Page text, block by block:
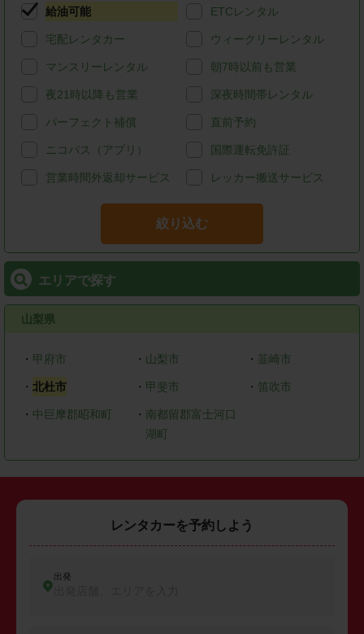
給油可能 ETCレンタル
宅配レンタカー ウィークリーレンタル
マンスリーレンタル 朝7時以前も営業
夜21時以降も営業 深夜時間帯レンタル
パーフェクト補償 直前予約
ニコパス（アプリ） 国際運転免許証
営業時間外返却サービス レッカー搬送サービス
絞り込む
エリアで探す
山梨県
・ 甲府市 ・ 山梨市 ・ 韮崎市
・ 北杜市 ・ 甲斐市 ・ 笛吹市
・ 中巨摩郡昭和町 ・ 南都留郡富士河口
湖町
レンタカーを予約しよう
出発